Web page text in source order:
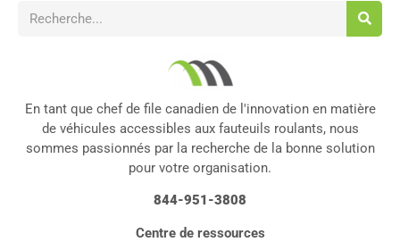
En tant que chef de file canadien de l'innovation en matière
de véhicules accessibles aux fauteuils roulants, nous
sommes passionnés par la recherche de la bonne solution
pour votre organisation.
844-951-3808
Centre de ressources